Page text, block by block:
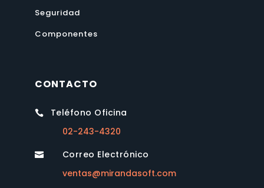
Seguridad
Componentes
CONTACTO

Teléfono Oficina
02-243-4320

Correo Electrónico
ventas@mirandasoft.com